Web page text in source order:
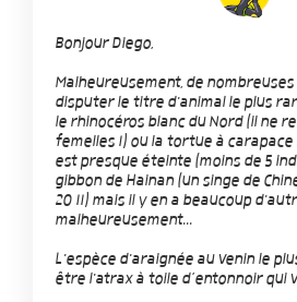
Bonjour Diego,
Malheureusement, de
disputer le titre d'animal le plus
le rhinocéros blanc du Nord (il ne
femelles !) ou la tortue à carapace
est presque éteinte (moins de 5
gibbon de Hainan (un singe de
20 !!) mais il y en a beaucoup
malheureusement...
L'espèce d'araignée au venin le
être l'atrax à toile d’entonnoir qui